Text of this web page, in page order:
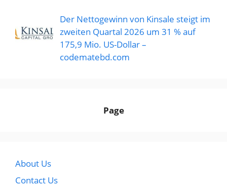
Der Nettogewinn von Kinsale steigt im
zweiten Quartal 2026 um 31 % auf
175,9 Mio. US-Dollar –
codematebd.com
Page
About Us
Contact Us